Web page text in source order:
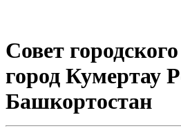
Совет
город Кумертау
Башкортостан